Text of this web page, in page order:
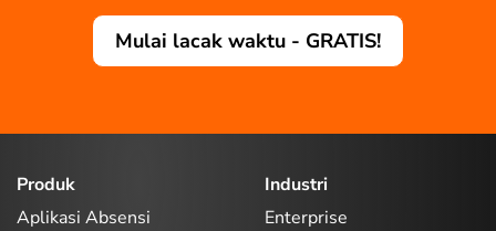
Mulai lacak waktu - GRATIS!
Produk
Aplikasi Absensi
Industri
Enterprise